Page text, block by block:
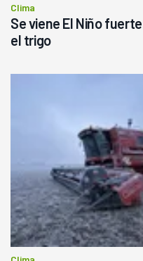
Clima
Se viene El Niño
el trigo